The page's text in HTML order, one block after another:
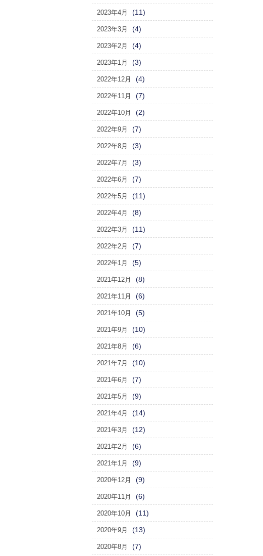
2023年4月 (11)
2023年3月 (4)
2023年2月 (4)
2023年1月 (3)
2022年12月 (4)
2022年11月 (7)
2022年10月 (2)
2022年9月 (7)
2022年8月 (3)
2022年7月 (3)
2022年6月 (7)
2022年5月 (11)
2022年4月 (8)
2022年3月 (11)
2022年2月 (7)
2022年1月 (5)
2021年12月 (8)
2021年11月 (6)
2021年10月 (5)
2021年9月 (10)
2021年8月 (6)
2021年7月 (10)
2021年6月 (7)
2021年5月 (9)
2021年4月 (14)
2021年3月 (12)
2021年2月 (6)
2021年1月 (9)
2020年12月 (9)
2020年11月 (6)
2020年10月 (11)
2020年9月 (13)
2020年8月 (7)